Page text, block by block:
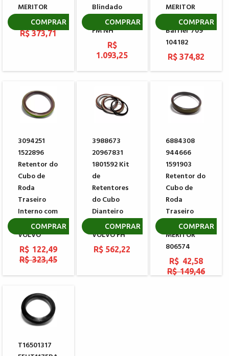
MERITOR
8065747
R$ 373,71
COMPRAR
Blindado
VOLVO FH
FM NH
R$
1.093,25
COMPRAR
MERITOR
PREMIUM e-
Barrier 709
104182
R$ 374,82
COMPRAR
3094251
1522896
Retentor do
Cubo de
Roda
Traseiro
Interno com
Redução
VOLVO
R$ 122,49
R$ 323,45
COMPRAR
3988673
20967831
1801592 Kit
de
Retentores
do Cubo
Dianteiro
Blindado
VOLVO FH
R$ 562,22
COMPRAR
6884308
944666
1591903
Retentor do
Cubo de
Roda
Traseiro
VOLVO
MERITOR
806574
R$ 42,58
R$ 149,46
COMPRAR
T16501317